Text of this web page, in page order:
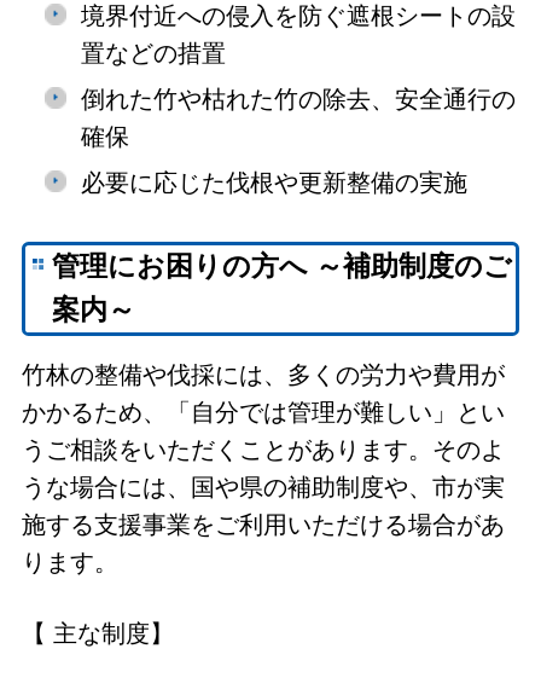
境界付近への侵入を防ぐ遮根シートの設
置などの措置
倒れた竹や枯れた竹の除去、安全通行の
確保
必要に応じた伐根や更新整備の実施
管理にお困りの方へ ～補助制度のご
案内～
竹林の整備や伐採には、多くの労力や費用が
かかるため、「自分では管理が難しい」とい
うご相談をいただくことがあります。そのよ
うな場合には、国や県の補助制度や、市が実
施する支援事業をご利用いただける場合があ
ります。
【 主な制度】